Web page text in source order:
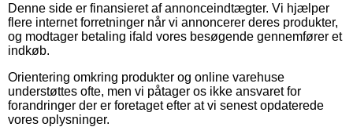
Denne side er finansieret af annonceindtægter. Vi hjælper
flere internet forretninger når vi annoncerer deres produkter,
og modtager betaling ifald vores besøgende gennemfører et
indkøb.
Orientering omkring produkter og online varehuse
understøttes ofte, men vi påtager os ikke ansvaret for
forandringer der er foretaget efter at vi senest opdaterede
vores oplysninger.